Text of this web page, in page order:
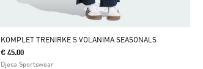
KOMPLET TRENIRKE S VOLANIMA SEASONALS
€ 45.00
Djeca Sportswear